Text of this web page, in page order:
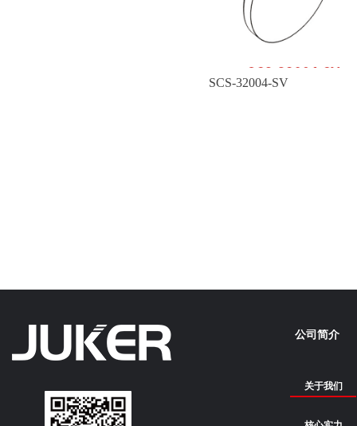
SCS-32004-SV
公司简介
关于我们